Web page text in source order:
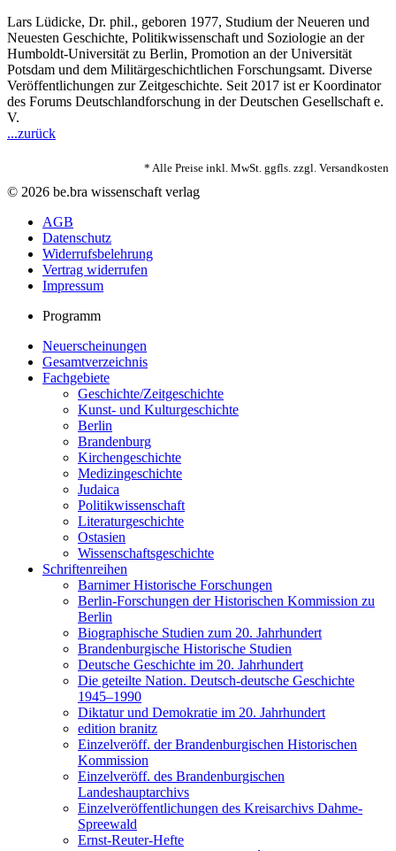
Lars Lüdicke, Dr. phil., geboren 1977, Studium der Neueren und
Neuesten Geschichte, Politikwissenschaft und Soziologie an der
Humboldt-Universität zu Berlin, Promotion an der Universität
Potsdam und dem Militärgeschichtlichen Forschungsamt. Diverse
Veröffentlichungen zur Zeitgeschichte. Seit 2017 ist er Koordinator
des Forums Deutschlandforschung in der Deutschen Gesellschaft e.
V.
...zurück
* Alle Preise inkl. MwSt. ggfls. zzgl. Versandkosten
© 2026 be.bra wissenschaft verlag
AGB
Datenschutz
Widerrufsbelehrung
Vertrag widerrufen
Impressum
Programm
Neuerscheinungen
Gesamtverzeichnis
Fachgebiete
Geschichte/Zeitgeschichte
Kunst- und Kulturgeschichte
Berlin
Brandenburg
Kirchengeschichte
Medizingeschichte
Judaica
Politikwissenschaft
Literaturgeschichte
Ostasien
Wissenschaftsgeschichte
Schriftenreihen
Barnimer Historische Forschungen
Berlin-Forschungen der Historischen Kommission zu
Berlin
Biographische Studien zum 20. Jahrhundert
Brandenburgische Historische Studien
Deutsche Geschichte im 20. Jahrhundert
Die geteilte Nation. Deutsch-deutsche Geschichte
1945–1990
Diktatur und Demokratie im 20. Jahrhundert
edition branitz
Einzelveröff. der Brandenburgischen Historischen
Kommission
Einzelveröff. des Brandenburgischen
Landeshauptarchivs
Einzelveröffentlichungen des Kreisarchivs Dahme-
Spreewald
Ernst-Reuter-Hefte